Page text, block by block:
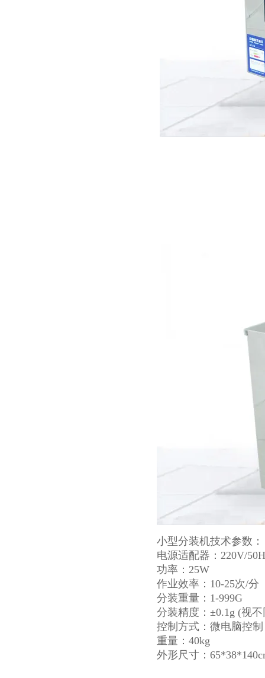
小型分装机技术参数：
电源适配器：220V/
功率：25W
作业效率：10-25次/分
分装重量：1-999G
分装精度：±0.1g (视
控制方式：微电脑控制
重量：40kg
外形尺寸：